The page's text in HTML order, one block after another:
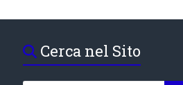
Cerca nel Sito